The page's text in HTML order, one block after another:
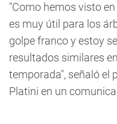
"Como hemos visto
es muy útil para los
golpe franco y estoy
resultados similares
temporada", señaló el
Platini en un